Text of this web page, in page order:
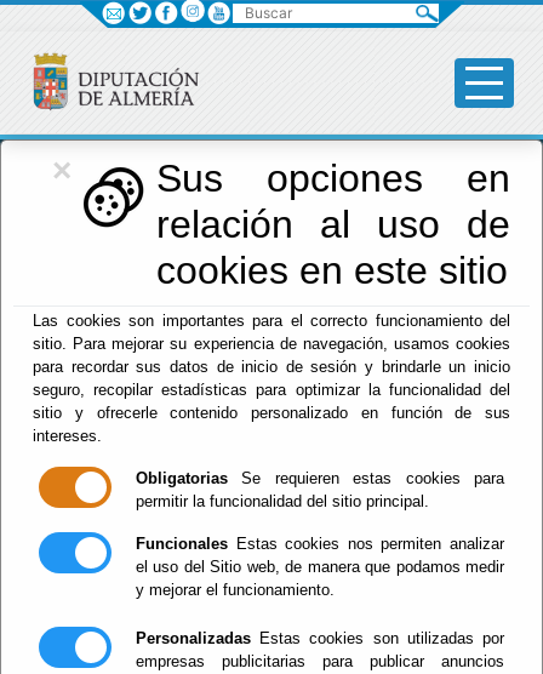
×
Sus opciones en
relación al uso de
cookies en este sitio
Las cookies son importantes para el correcto funcionamiento del
sitio. Para mejorar su experiencia de navegación, usamos cookies
para recordar sus datos de inicio de sesión y brindarle un inicio
seguro, recopilar estadísticas para optimizar la funcionalidad del
sitio y ofrecerle contenido personalizado en función de sus
intereses.
Obligatorias Se requieren estas cookies para
permitir la funcionalidad del sitio principal.
Funcionales Estas cookies nos permiten analizar
el uso del Sitio web, de manera que podamos medir
y mejorar el funcionamiento.
Personalizadas Estas cookies son utilizadas por
empresas publicitarias para publicar anuncios
Diputación
Menú Diputación
Accesibilidad
Bajo las sigas
encuentra la normativa que emana del World Wide
Web Consortium en cuanto a accesibilidad y
buenas prácticas encaminadas a salvaguardar y
asegurar la accesibilidad de los contenidos de la
Las pautas que emanan de lasWeb Content
Accessibility Guidelinesdatan de mayo de 1999 y
Buscar